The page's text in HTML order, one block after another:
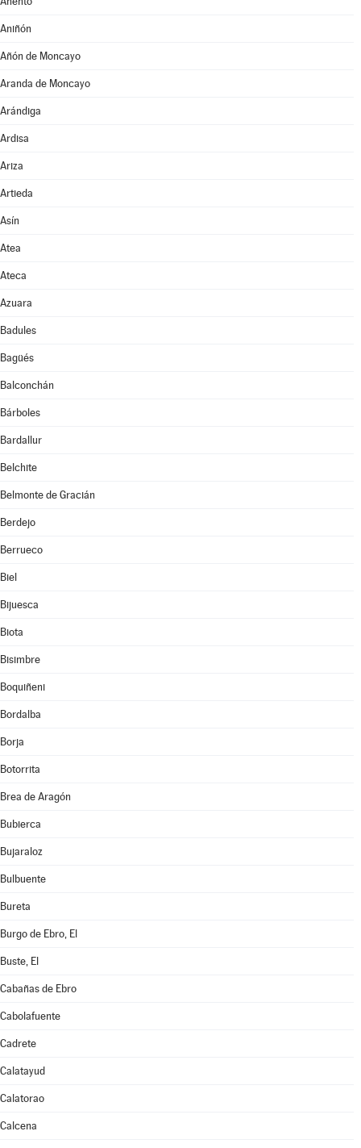
Aniñón
Añón de Moncayo
Aranda de Moncayo
Arándiga
Ardisa
Ariza
Artieda
Asín
Atea
Ateca
Azuara
Badules
Bagüés
Balconchán
Bárboles
Bardallur
Belchite
Belmonte de Gracián
Berdejo
Berrueco
Biel
Bijuesca
Biota
Bisimbre
Boquiñeni
Bordalba
Borja
Botorrita
Brea de Aragón
Bubierca
Bujaraloz
Bulbuente
Bureta
Burgo de Ebro, El
Buste, El
Cabañas de Ebro
Cabolafuente
Cadrete
Calatayud
Calatorao
Calcena